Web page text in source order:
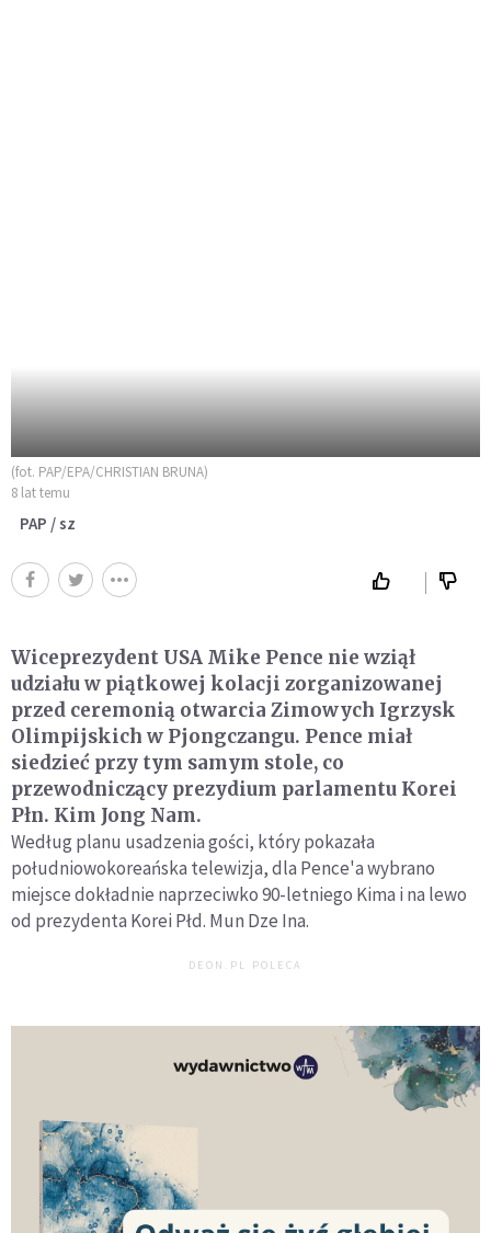
(fot. PAP/EPA/CHRISTIAN BRUNA)
8 lat temu
PAP / sz
Wiceprezydent USA Mike Pence nie wziął
udziału w piątkowej kolacji zorganizowanej
przed ceremonią otwarcia Zimowych Igrzysk
Olimpijskich w Pjongczangu. Pence miał
siedzieć przy tym samym stole, co
przewodniczący prezydium parlamentu Korei
Płn. Kim Jong Nam.
Według planu usadzenia gości, który pokazała
południowokoreańska telewizja, dla Pence'a wybrano
miejsce dokładnie naprzeciwko 90-letniego Kima i na lewo
od prezydenta Korei Płd. Mun Dze Ina.
DEON.PL POLECA